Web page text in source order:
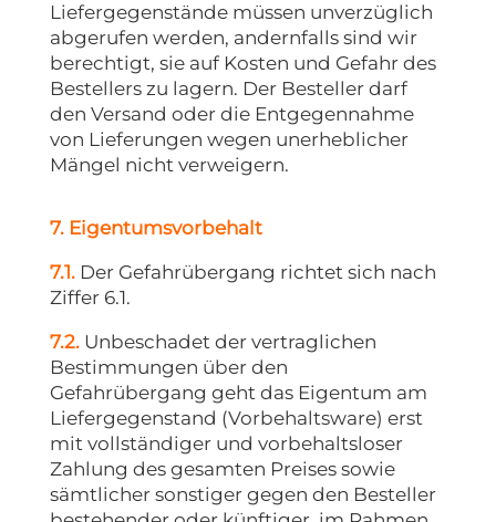
Liefergegenstände müssen unverzüglich
abgerufen werden, andernfalls sind wir
berechtigt, sie auf Kosten und Gefahr des
Bestellers zu lagern. Der Besteller darf
den Versand oder die Entgegennahme
von Lieferungen wegen unerheblicher
Mängel nicht verweigern.
7. Eigentumsvorbehalt
7.1.Der Gefahrübergang richtet sich nach
Ziffer 6.1.
7.2. Unbeschadet der vertraglichen
Bestimmungen über den
Gefahrübergang geht das Eigentum am
Liefergegenstand (Vorbehaltsware) erst
mit vollständiger und vorbehaltsloser
Zahlung des gesamten Preises sowie
sämtlicher sonstiger gegen den Besteller